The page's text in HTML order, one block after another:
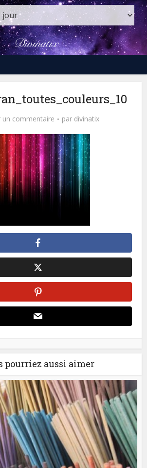
un commentaire par divinatix
pourriez aussi aimer